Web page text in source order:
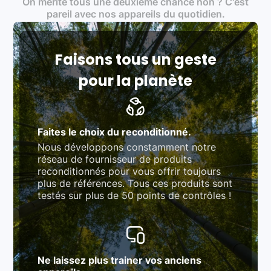
Produits testés et vérifiés selon des standards
rigoureux (80 à 100 points de contrôle en
fonction des produits)
Respect des normes RAEE, RoHS, et du
référentiel QualiRepar (bonus réparation)
pareil avec nos appareils du quotidien.
Faisons tous un geste
pour la planète
Faites le choix du reconditionné.
Nous développons constamment notre
réseau de fournisseur de produits
reconditionnés pour vous offrir toujours
plus de références. Tous ces produits sont
testés sur plus de 50 points de contrôles !
Ne laissez plus trainer vos anciens